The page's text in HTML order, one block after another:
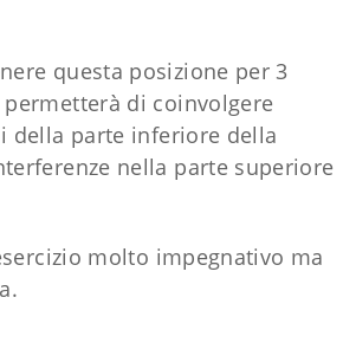
questa posizione per 3
di coinvolgere
della parte inferiore della
nella parte superiore
molto impegnativo ma